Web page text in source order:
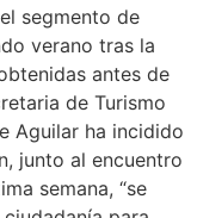
segmento de
verano tras la
antes de
de Turismo
Aguilar ha incidido
junto al encuentro
semana, “se